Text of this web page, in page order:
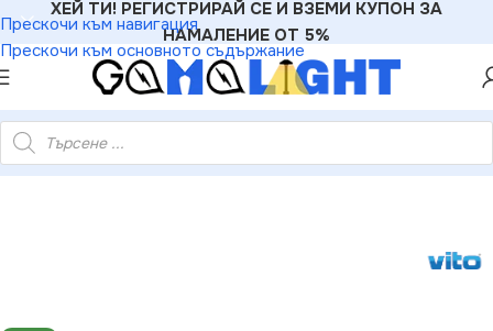
Прескочи към навигация
Прескочи към основното съдържание
ХЕЙ ТИ! РЕГИСТРИРАЙ СЕ И ВЗЕМИ КУПОН ЗА
НАМАЛЕНИЕ ОТ 5%
DESPINA Механизъм Ключ девиаторен сериен Титан